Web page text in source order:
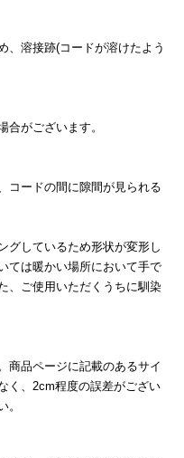
、溶接跡(コードが溶けたよう
合がございます。
コードの間に隙間が見られる
グしているため形状が変形し
ては暖かい場所において手で
、ご使用いただくうちに馴染
商品ページに記載のあるサイ
く、2cm程度の誤差がござい
。